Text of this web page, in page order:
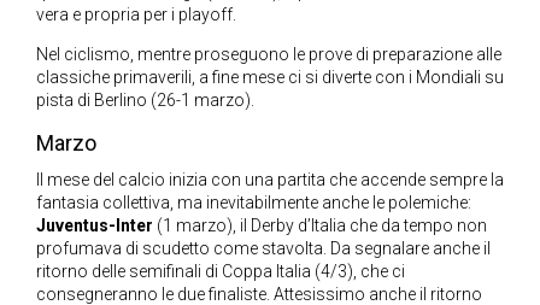
vera e propria per i playoff.
Nel ciclismo, mentre proseguono le prove di preparazione alle
classiche primaverili, a fine mese ci si diverte con i Mondiali su
pista di Berlino (26-1 marzo).
Marzo
Il mese del calcio inizia con una partita che accende sempre la
fantasia collettiva, ma inevitabilmente anche le polemiche:
Juventus-Inter (1 marzo), il Derby d’Italia che da tempo non
profumava di scudetto come stavolta. Da segnalare anche il
ritorno delle semifinali di Coppa Italia (4/3), che ci
consegneranno le due finaliste. Attesissimo anche il ritorno